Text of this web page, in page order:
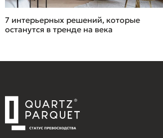
7 интерьерных решений, которые
останутся в тренде на века